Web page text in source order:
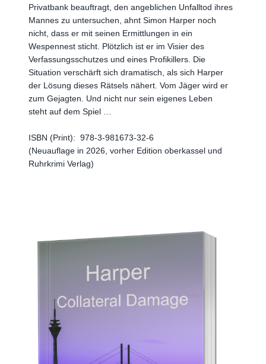
Privatbank beauftragt, den angeblichen Unfalltod ihres
Mannes zu untersuchen, ahnt Simon Harper noch
nicht, dass er mit seinen Ermittlungen in ein
Wespennest sticht. Plötzlich ist er im Visier des
Verfassungsschutzes und eines Profikillers. Die
Situation verschärft sich dramatisch, als sich Harper
der Lösung dieses Rätsels nähert. Vom Jäger wird er
zum Gejagten. Und nicht nur sein eigenes Leben
steht auf dem Spiel …
ISBN (Print): 978-3-981673-32-6
(Neuauflage in 2026, vorher Edition oberkassel und
Ruhrkrimi Verlag)